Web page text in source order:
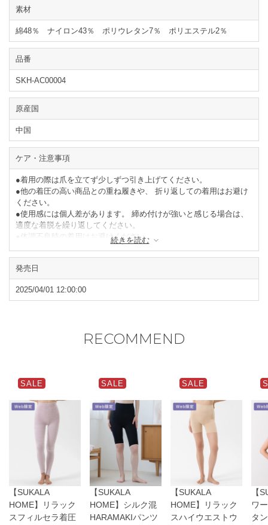
素材
綿48％ ナイロン43％ ポリウレタン7％ ポリエステル2％
品番
SKH-AC00004
原産国
中国
ケア・注意事項
●着用の際は爪を立てず少しずつ引き上げてください。
●他の着圧の高い商品との重ね履きや、 折り返しての着用はお避け
ください。
●使用感には個人差があります。 締め付けが強いと感じる場合は、
適度な着脱を繰り返してください。
●体調不良時の着用はお避けください。
●着用して皮膚に炎症や湿疹等の異常を感じた場合は、直ちに着用
を中止してください。
続きを読む
発売日
2025/04/01 12:00:00
RECOMMEND
SALE
【SUKALA
HOME】リラック
スフィルセラ着圧
SALE
【SUKALA
HOME】シルク混
HARAMAKIパンツ
SALE
【SUKALA
HOME】リラック
スハイウエストウ
【
ワ
タ